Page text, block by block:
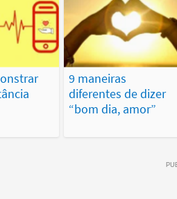
9 maneiras
diferentes de dizer
“bom dia, amor”